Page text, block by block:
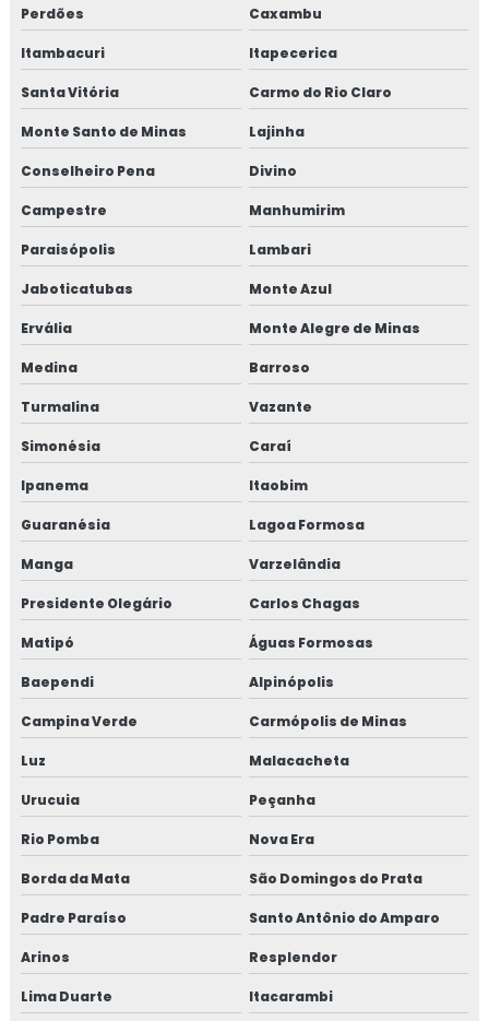
Macrofibra sintética para concreto
Macrofibra sintética estrutural
Macrofibra de vidro
Mangote para bombeamento de concreto
Mangote para concreto
Mangote de projetado
Máquina bombear concreto
Máquina de bombear concreto pequena
Máquina de concreto projetado preço
Máquina de projeção de concreto
Máquina de projeção de concreto refratário
Máquina de projetar concreto
Micro fibra para concreto
Microfibra concreto
Microfibra para concreto preço
Microfibra para pisos
Microfibra polipropileno para concreto
Microfibra de polipropileno para piso
Microfibra sintética para concreto
Microfibra de vidro para concreto
Mini bomba de concreto
Perdões Caxambu
Itambacuri Itapecerica
Santa Vitória Carmo do Rio Claro
Monte Santo de Minas Lajinha
Conselheiro Pena Divino
Campestre Manhumirim
Paraisópolis Lambari
Jaboticatubas Monte Azul
Ervália Monte Alegre de Minas
Medina Barroso
Turmalina Vazante
Simonésia Caraí
Ipanema Itaobim
Guaranésia Lagoa Formosa
Manga Varzelândia
Presidente Olegário Carlos Chagas
Matipó Águas Formosas
Baependi Alpinópolis
Campina Verde Carmópolis de Minas
Luz Malacacheta
Urucuia Peçanha
Rio Pomba Nova Era
Borda da Mata São Domingos do Prata
Padre Paraíso Santo Antônio do Amparo
Arinos Resplendor
Lima Duarte Itacarambi